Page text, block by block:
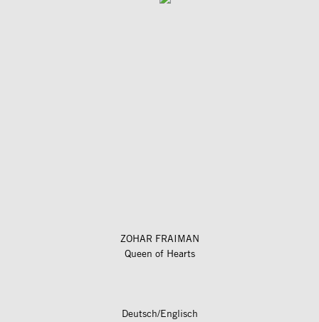
ZOHAR FRAIMAN
Queen of Hearts
Deutsch/Englisch